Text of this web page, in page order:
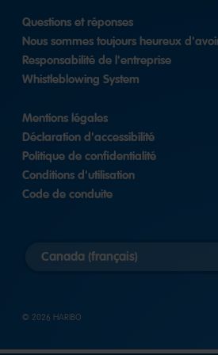
Questions et réponses
Nous sommes toujours heureux
Responsabilité de l'entreprise
Whistleblowing System
Mentions légales
Déclaration d'accessibilité
Politique de confidentialité
Conditions d'utilisation
Code de conduite
country
© 2026 HARIBO